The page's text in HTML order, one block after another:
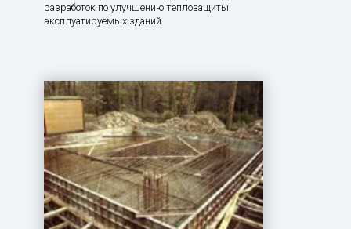
разработок по улучшению теплозащиты
эксплуатируемых зданий